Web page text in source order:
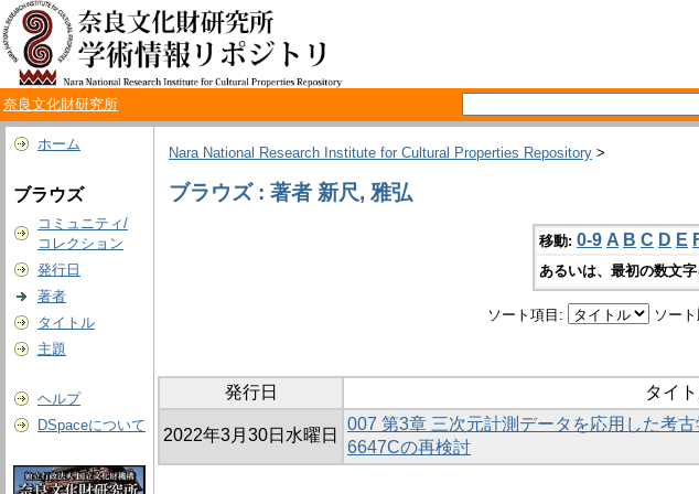
奈良文化財研究所
ホーム
ブラウズ
コミュニティ/
コレクション
発行日
著者
タイトル
主題
ヘルプ
DSpaceについて
Nara National Research Institute for Cultural Properties Repository >
ブラウズ : 著者 新尺, 雅弘
移動: 0-9 A B C D E
あるいは、最初の数文
ソート項目: ソー
発行日 タイ
2022年3月30日水曜日
007 第3章 三次元計測データを応用した考
6647Cの再検討